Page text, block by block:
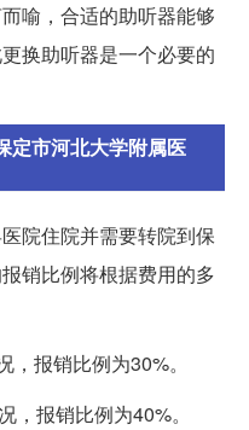
喻，合适的助听器能够
换助听器是一个必要的
定市河北大学附属医
院住院并需要转院到保
销比例将根据费用的多
报销比例为30%。
，报销比例为40%。